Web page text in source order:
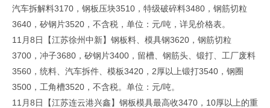
汽车拆解料3170，钢板压块3510，特级破碎料3480，钢筋切粒
3640，矽钢片3520，不含税，单位：元/吨，详见价格表。
11月8日【江苏徐州中新】钢板料、模具钢3620，钢筋切粒
3700，冲子3680，矽钢片3400，留槽、钢筋头、锻打、工厂废料
3560，统料、汽车拆件、模板3420，2厚以上锻打3540，钢圈
3500，工角槽3520，不含税。单位：元/吨。
11月8日【江苏连云港兴鑫】钢板模具最高收3470，10厚以上的重